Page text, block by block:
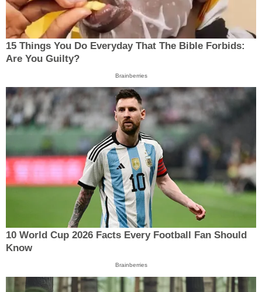
15 Things You Do Everyday That The Bible Forbids:
Are You Guilty?
Brainberries
10 World Cup 2026 Facts Every Football Fan Should
Know
Brainberries